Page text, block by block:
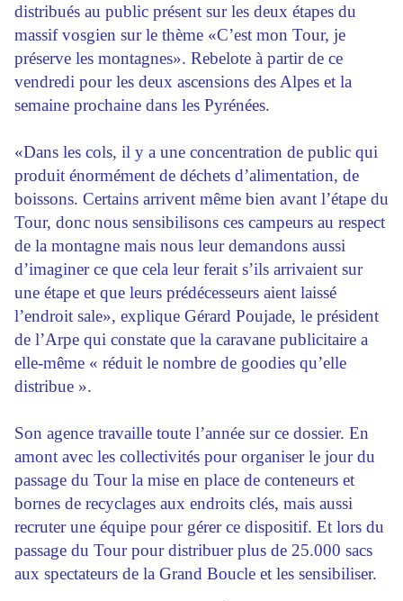
distribués au public présent sur les deux étapes du
massif vosgien sur le thème «C’est mon Tour, je
préserve les montagnes». Rebelote à partir de ce
vendredi pour les deux ascensions des Alpes et la
semaine prochaine dans les Pyrénées.
«Dans les cols, il y a une concentration de public qui
produit énormément de déchets d’alimentation, de
boissons. Certains arrivent même bien avant l’étape du
Tour, donc nous sensibilisons ces campeurs au respect
de la montagne mais nous leur demandons aussi
d’imaginer ce que cela leur ferait s’ils arrivaient sur
une étape et que leurs prédécesseurs aient laissé
l’endroit sale», explique Gérard Poujade, le président
de l’Arpe qui constate que la caravane publicitaire a
elle-même « réduit le nombre de goodies qu’elle
distribue ».
Son agence travaille toute l’année sur ce dossier. En
amont avec les collectivités pour organiser le jour du
passage du Tour la mise en place de conteneurs et
bornes de recyclages aux endroits clés, mais aussi
recruter une équipe pour gérer ce dispositif. Et lors du
passage du Tour pour distribuer plus de 25.000 sacs
aux spectateurs de la Grand Boucle et les sensibiliser.